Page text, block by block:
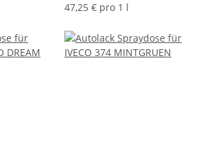
47,25 € pro 1 l